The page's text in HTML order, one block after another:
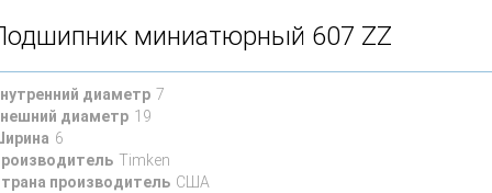
миниатюрный 607 ZZ
диаметр 7
диаметр 19
6
Timken
производитель США